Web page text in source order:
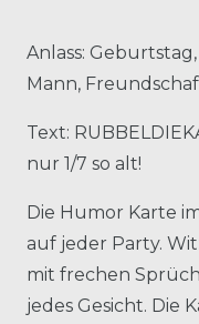
Anlass:
Mann,
Text:
nur 1/7 so alt!
Die Humor Karte
auf jeder Party.
mit frechen
jedes Gesicht. Die